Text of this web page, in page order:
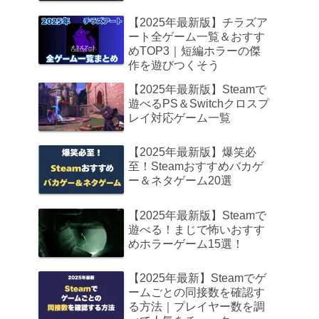
【2025年最新版】チラズア
ート全ゲーム一覧＆おすす
めTOP3｜短編ホラーの傑
作を遊びつくそう
【2025年最新版】Steamで
遊べるPS＆Switchクロスプ
レイ対応ゲーム一覧
【2025年最新版】爆笑必
至！Steamおすすめバカゲ
ー＆ネタゲーム20選
【2025年最新版】Steamで
遊べる！まじで怖いおすす
めホラーゲーム15選！
【2025年最新】Steamでゲ
ームごとの同接数を確認す
る方法｜プレイヤー数を調